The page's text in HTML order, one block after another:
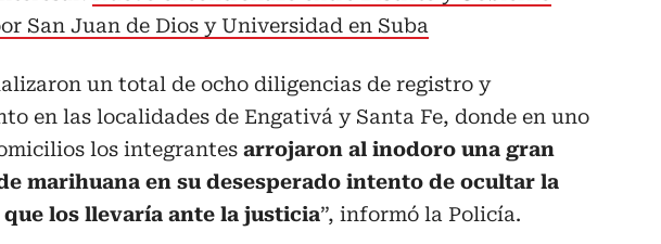
San Juan de Dios y Universidad en Suba
un total de ocho diligencias de registro y
en las localidades de Engativá y Santa Fe, donde en uno
los integrantes arrojaron al inodoro una gran
marihuana en su desesperado intento de ocultar la
los llevaría ante la justicia”, informó la Policía.